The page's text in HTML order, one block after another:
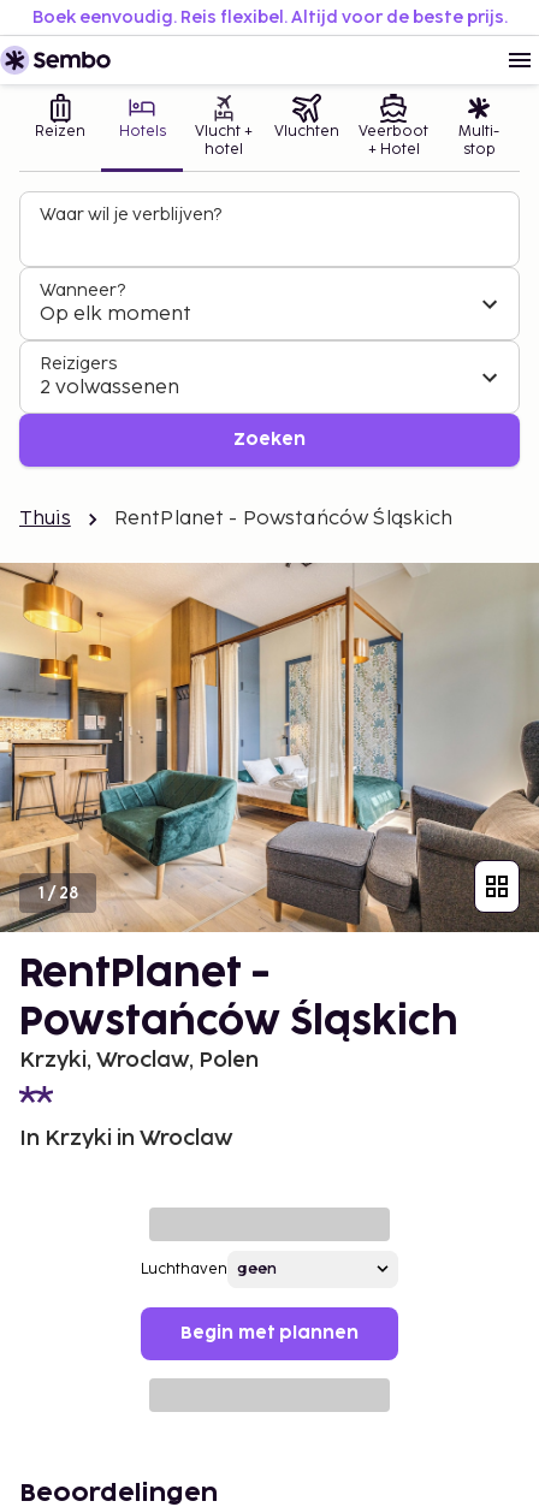
Boek eenvoudig. Reis flexibel. Altijd voor de beste prijs.
Reizen Hotels
Vlucht +
hotel
Vluchten
Veerboot
+ Hotel
Multi-
stop
Waar wil je verblijven?
Wanneer?
Op elk moment
Reizigers
2 volwassenen
Zoeken
Thuis RentPlanet - Powstańców Śląskich
1/28
RentPlanet -
Powstańców Śląskich
Krzyki, Wroclaw, Polen
In Krzyki in Wroclaw
Luchthaven
Begin met plannen
Beoordelingen